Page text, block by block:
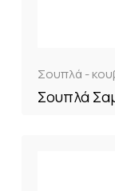
Σουπλά -
Σουπλά